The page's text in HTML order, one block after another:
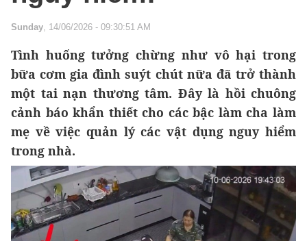
Sunday, 14/06/2026 - 09:30:51 AM
Tình huống tưởng chừng như vô hại trong
bữa cơm gia đình suýt chút nữa đã trở thành
một tai nạn thương tâm. Đây là hồi chuông
cảnh báo khẩn thiết cho các bậc làm cha làm
mẹ về việc quản lý các vật dụng nguy hiểm
trong nhà.